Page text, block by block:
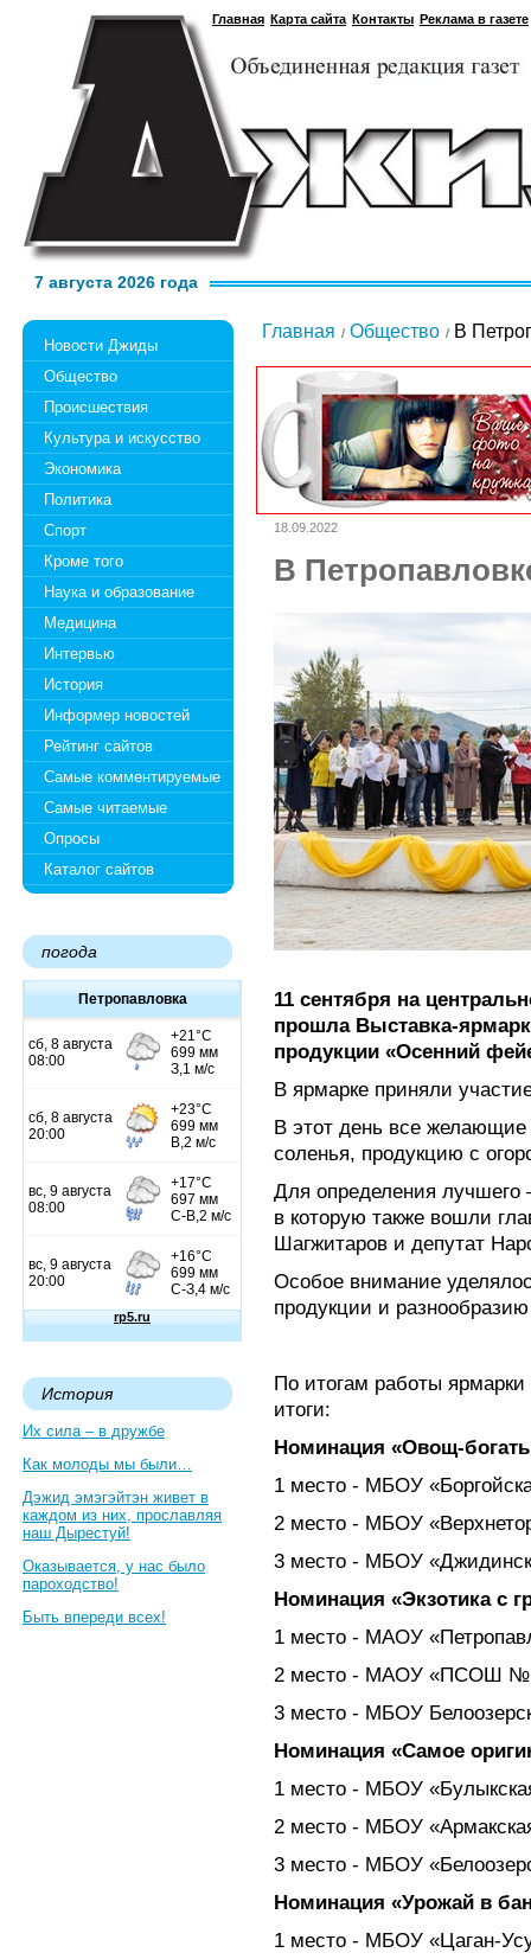
Главная Карта сайта Контакты Реклама в газете
7 августа 2026 года
Новости Джиды
Общество
Происшествия
Культура и искусство
Экономика
Политика
Спорт
Кроме того
Наука и образование
Медицина
Интервью
История
Информер новостей
Рейтинг сайтов
Самые комментируемые
Самые читаемые
Опросы
Каталог сайтов
погода
Петропавловка
История
Их сила – в дружбе
Как молоды мы были…
Дэжид эмэгэйтэн живет в
каждом из них, прославляя
наш Дырестуй!
Оказывается, у нас было
пароходство!
Быть впереди всех!
Главная Общество В
18.09.2022
В
11 сентября на
прошла Выставка-
продукции «Осенний
В ярмарке приняли
В этот день все желающие
соленья, продукцию с
Для определения лучшего
в которую также вошли
Шагжитаров и депутат
Особое внимание
продукции и
По итогам работы
итоги:
Номинация «Овощ-
1 место - МБОУ
2 место - МБОУ
3 место - МБОУ
Номинация «Экзотика с
1 место - МАОУ
2 место - МАОУ «ПСОШ
3 место - МБОУ
Номинация «Самое
1 место - МБОУ
2 место - МБОУ
3 место - МБОУ
Номинация «Урожай в
1 место - МБОУ «Цаган-